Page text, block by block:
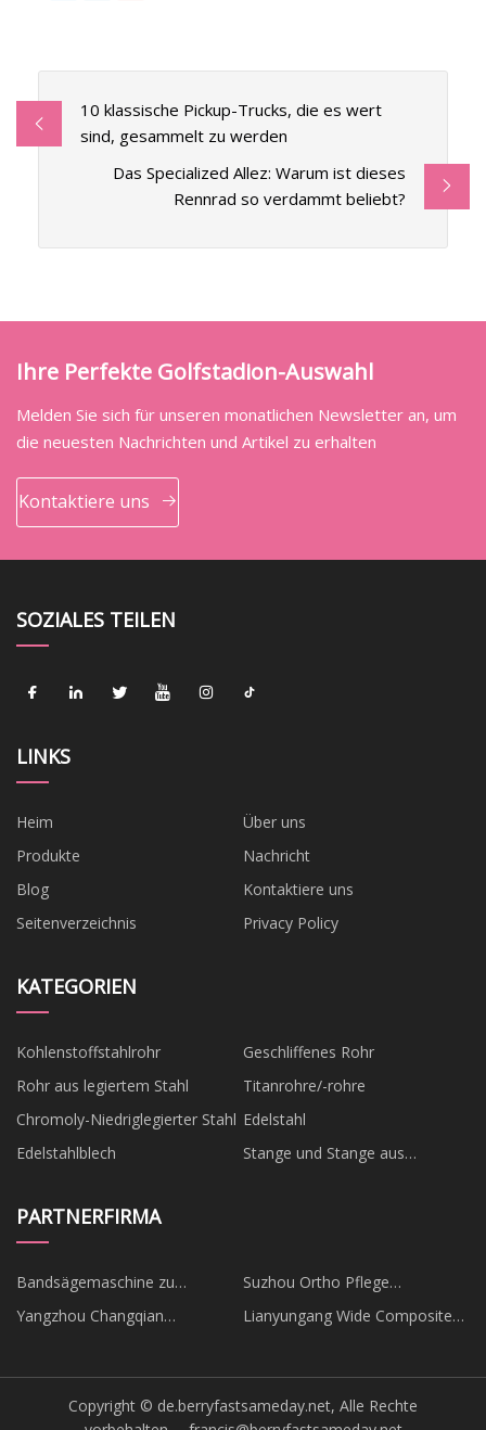
10 klassische Pickup-Trucks, die es wert
sind, gesammelt zu werden
Das Specialized Allez: Warum ist dieses
Rennrad so verdammt beliebt?
Ihre Perfekte Golfstadion-Auswahl
Melden Sie sich für unseren monatlichen Newsletter an, um
die neuesten Nachrichten und Artikel zu erhalten
Kontaktiere uns
SOZIALES TEILEN
LINKS
Heim
Über uns
Produkte
Nachricht
Blog
Kontaktiere uns
Seitenverzeichnis
Privacy Policy
KATEGORIEN
Kohlenstoffstahlrohr
Geschliffenes Rohr
Rohr aus legiertem Stahl
Titanrohre/-rohre
Chromoly-Niedriglegierter Stahl Edelstahl
Edelstahlblech
Stange und Stange aus
PARTNERFIRMA
Bandsägemaschine zu
verkaufen
Suzhou Ortho Pflege
Yangzhou Changqian
Lianyungang Wide Composite
Copyright © de.berryfastsameday.net, Alle Rechte